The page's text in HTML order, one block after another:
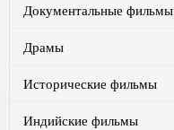
Документальные фильмы
Драмы
Исторические фильмы
Индийские фильмы